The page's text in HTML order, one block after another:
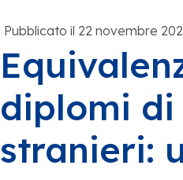
Pubblicato il 22 novembre
diplomi di
stranieri: